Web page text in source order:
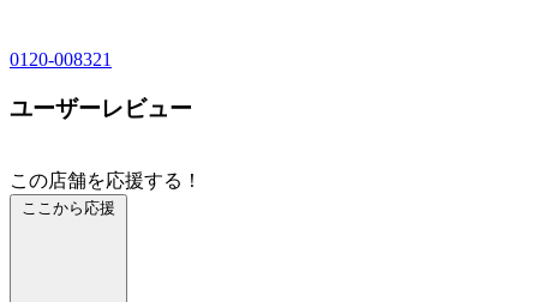
0120-008321
ユーザーレビュー
この店舗を応援する！
ここから応援